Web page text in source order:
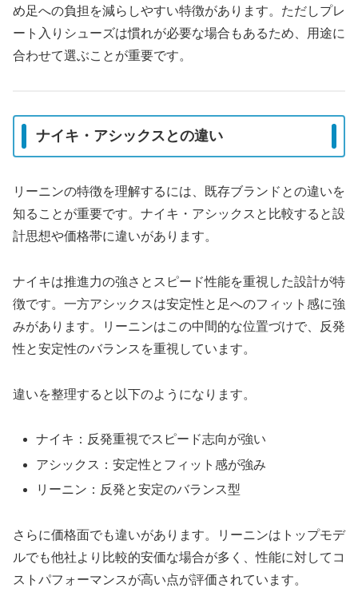
め足への負担を減らしやすい特徴があります。ただしプレ
ート入りシューズは慣れが必要な場合もあるため、用途に
合わせて選ぶことが重要です。
ナイキ・アシックスとの違い
リーニンの特徴を理解するには、既存ブランドとの違いを
知ることが重要です。ナイキ・アシックスと比較すると設
計思想や価格帯に違いがあります。
ナイキは推進力の強さとスピード性能を重視した設計が特
徴です。一方アシックスは安定性と足へのフィット感に強
みがあります。リーニンはこの中間的な位置づけで、反発
性と安定性のバランスを重視しています。
違いを整理すると以下のようになります。
ナイキ：反発重視でスピード志向が強い
アシックス：安定性とフィット感が強み
リーニン：反発と安定のバランス型
さらに価格面でも違いがあります。リーニンはトップモデ
ルでも他社より比較的安価な場合が多く、性能に対してコ
ストパフォーマンスが高い点が評価されています。